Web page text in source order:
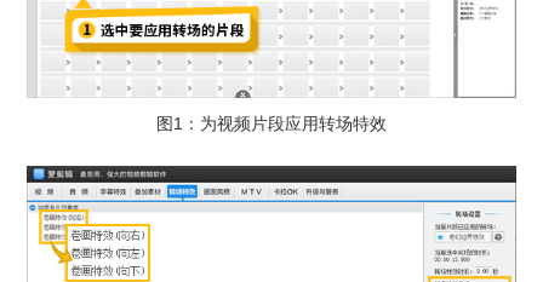
图1：为视频片段应用转场特效